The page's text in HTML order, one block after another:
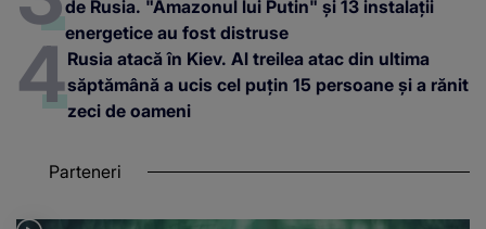
de Rusia. "Amazonul lui Putin" și 13 instalații
energetice au fost distruse
Rusia atacă în Kiev. Al treilea atac din ultima
săptămână a ucis cel puțin 15 persoane și a rănit
zeci de oameni
Parteneri